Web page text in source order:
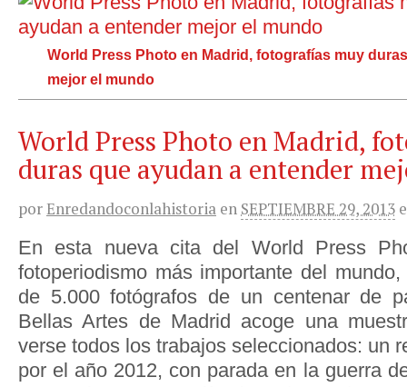
World Press Photo en Madrid, fotografías muy
mejor el mundo
World Press Photo en Madrid,
duras que ayudan a entender
porEnredandoconlahistoria en SEPTIEMBRE 29, 2013
En esta nueva cita del World Press
fotoperiodismo más importante del
de 5.000 fotógrafos de un centenar de
Bellas Artes de Madrid acoge una
verse todos los trabajos seleccionados: un
por el año 2012, con parada en la guerra